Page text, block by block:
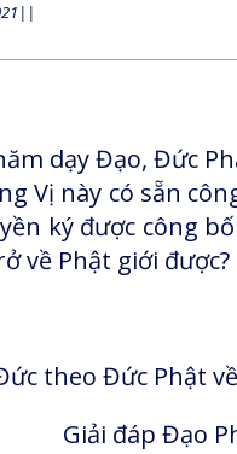
dạy Đạo, Đức
Vị này có sẵn
ký được công
về Phật giới được?
theo Đức Phật
Giải đáp Đạo